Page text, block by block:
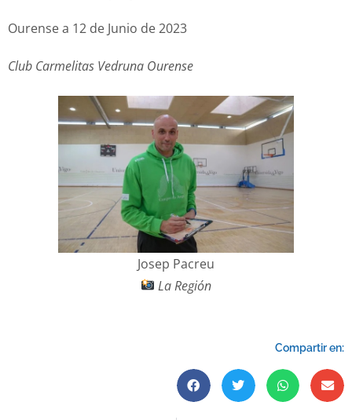
Ourense a 12 de Junio de 2023
Club Carmelitas Vedruna Ourense
Josep Pacreu
La Región
Compartir en: